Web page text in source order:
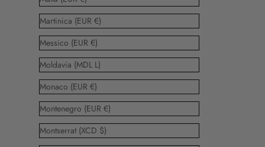
Martinica (EUR €)
Messico (EUR €)
Moldavia (MDL L)
Monaco (EUR €)
Montenegro (EUR €)
Montserrat (XCD $)